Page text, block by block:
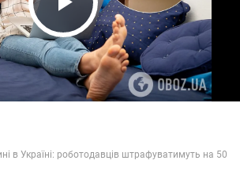
Play Video